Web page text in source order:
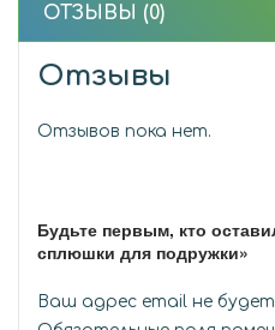
ОТЗЫВЫ (0)
Отзывы
Отзывов пока нет.
Будьте первым, кто
сплюшки для подружки»
Ваш адрес email не будет